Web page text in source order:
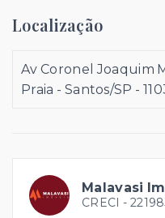
Malavasi
CRECI -
Localização
Av Coronel Joaquim
Praia - Santos/SP -